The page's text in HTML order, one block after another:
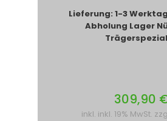
Lieferung: 1-3
Abholung Lager
309,90
inkl. inkl. 19% MwSt.